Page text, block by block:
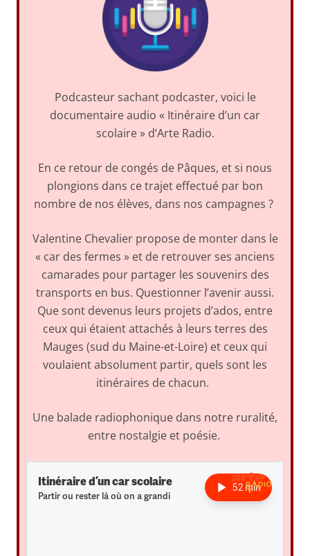
Podcasteur sachant podcaster, voici le
documentaire audio « Itinéraire d’un car
scolaire » d’Arte Radio.
En ce retour de congés de Pâques, et si nous
plongions dans ce trajet effectué par bon
nombre de nos élèves, dans nos campagnes ?
Valentine Chevalier propose de monter dans le
« car des fermes » et de retrouver ses anciens
camarades pour partager les souvenirs des
transports en bus. Questionner l’avenir aussi.
Que sont devenus leurs projets d’ados, entre
ceux qui étaient attachés à leurs terres des
Mauges (sud du Maine-et-Loire) et ceux qui
voulaient absolument partir, quels sont les
itinéraires de chacun.
Une balade radiophonique dans notre ruralité,
entre nostalgie et poésie.